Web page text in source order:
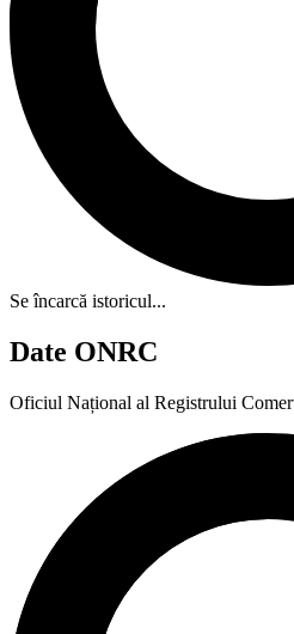
Se încarcă istoricul...
Date ONRC
Oficiul Național al Registrului